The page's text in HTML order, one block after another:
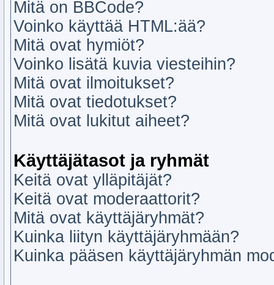
Mitä on BBCode?
Voinko käyttää HTML:ää?
Mitä ovat hymiöt?
Voinko lisätä kuvia viesteihin?
Mitä ovat ilmoitukset?
Mitä ovat tiedotukset?
Mitä ovat lukitut aiheet?
Käyttäjätasot ja ryhmät
Keitä ovat ylläpitäjät?
Keitä ovat moderaattorit?
Mitä ovat käyttäjäryhmät?
Kuinka liityn käyttäjäryhmään?
Kuinka pääsen käyttäjäryhmän